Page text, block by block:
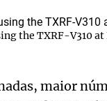
the TXRF-V310 at
maior